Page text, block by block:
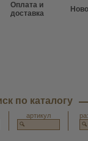
Оплата и
доставка
по каталогу
артикул